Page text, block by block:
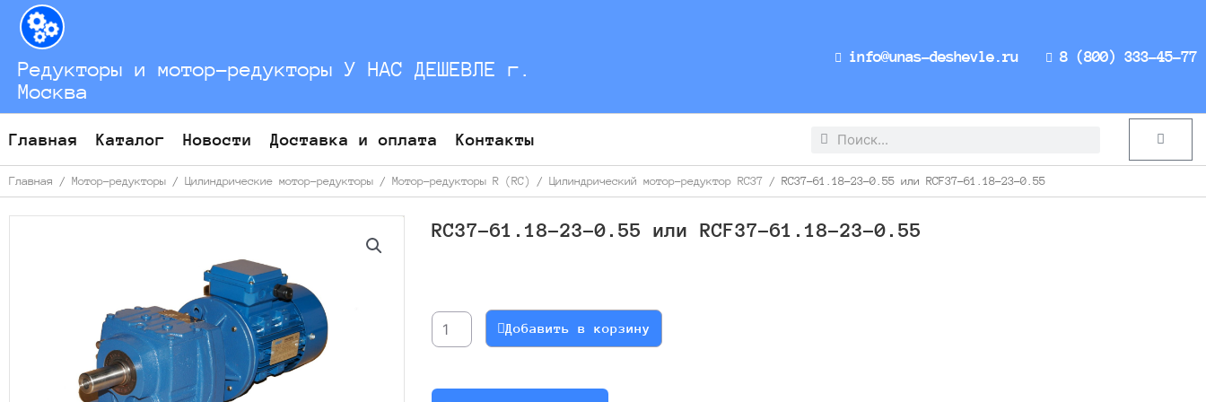
Перейти
содержимому
Редукторы и мотор-редукторы У НАС ДЕШЕВЛЕ г.
Москва
info@unas-deshevle.ru 8 (800) 333-45-77
Главная Каталог Новости Доставка и оплата Контакты Search
Search Cart
Главная / Мотор-редукторы / Цилиндрические мотор-редукторы / Мотор-редукторы R (RC) / Цилиндрический мотор-редуктор RC37 / RC37-61.18-23-0.55 или RCF37-61.18-23-0.55
RC37-61.18-23-0.55 или RCF37-61.18-23-0.55
RC37-
61.18-
0.55
Добавить в корзину